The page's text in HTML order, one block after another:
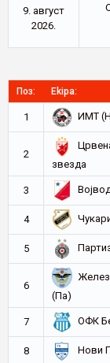
9. август
2026.
Поз: Ekipa:
1 ИМТ
2
звезда
3
4
5
6
(Па)
7 ОФК
8 Нови